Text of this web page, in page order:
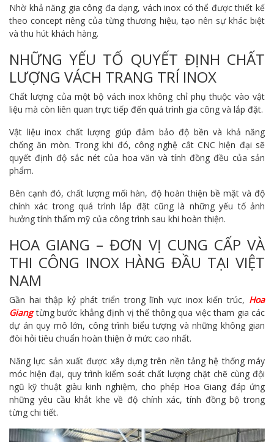
Nhờ khả năng gia công đa dạng, vách inox có thể được thiết kế
theo concept riêng của từng thương hiệu, tạo nên sự khác biệt
và thu hút khách hàng.
NHỮNG YẾU TỐ QUYẾT ĐỊNH CHẤT
LƯỢNG VÁCH TRANG TRÍ INOX
Chất lượng của một bộ vách inox không chỉ phụ thuộc vào vật
liệu mà còn liên quan trực tiếp đến quá trình gia công và lắp đặt.
Vật liệu inox chất lượng giúp đảm bảo độ bền và khả năng
chống ăn mòn. Trong khi đó, công nghệ cắt CNC hiện đại sẽ
quyết định độ sắc nét của hoa văn và tính đồng đều của sản
phẩm.
Bên cạnh đó, chất lượng mối hàn, độ hoàn thiện bề mặt và độ
chính xác trong quá trình lắp đặt cũng là những yếu tố ảnh
hưởng tính thẩm mỹ của công trình sau khi hoàn thiện.
HOA GIANG – ĐƠN VỊ CUNG CẤP VÀ
THI CÔNG INOX HÀNG ĐẦU TẠI VIỆT
NAM
Gần hai thập kỷ phát triển trong lĩnh vực inox kiến trúc, Hoa
Giangtừng bước khẳng định vị thế thông qua việc tham gia các
dự án quy mô lớn, công trình biểu tượng và những không gian
đòi hỏi tiêu chuẩn hoàn thiện ở mức cao nhất.
Năng lực sản xuất được xây dựng trên nền tảng hệ thống máy
móc hiện đại, quy trình kiểm soát chất lượng chặt chẽ cùng đội
ngũ kỹ thuật giàu kinh nghiệm, cho phép Hoa Giang đáp ứng
những yêu cầu khắt khe về độ chính xác, tính đồng bộ trong
từng chi tiết.